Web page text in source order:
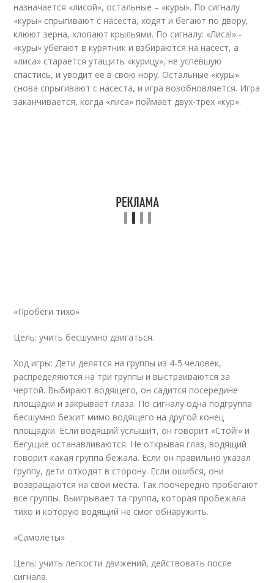
назначается «лисой», остальные – «куры». По сигналу
«куры» спрыгивают с насеста, ходят и бегают по двору,
клюют зерна, хлопают крыльями. По сигналу: «Лиса!» -
«куры» убегают в курятник и взбираются на насест, а
«лиса» старается утащить «курицу», не успевшую
спастись, и уводит ее в свою нору. Остальные «куры»
снова спрыгивают с насеста, и игра возобновляется. Игра
заканчивается, когда «лиса» поймает двух-трех «кур».
«Пробеги тихо»
Цель: учить бесшумно двигаться.
Ход игры: Дети делятся на группы из 4-5 человек,
распределяются на три группы и выстраиваются за
чертой. Выбирают водящего, он садится посередине
площадки и закрывает глаза. По сигналу одна подгруппа
бесшумно бежит мимо водящего на другой конец
площадки. Если водящий услышит, он говорит «Стой!» и
бегущие останавливаются. Не открывая глаз, водящий
говорит какая группа бежала. Если он правильно указал
группу, дети отходят в сторону. Если ошибся, они
возвращаются на свои места. Так поочередно пробегают
все группы. Выигрывает та группа, которая пробежала
тихо и которую водящий не смог обнаружить.
«Самолеты»
Цель: учить легкости движений, действовать после
сигнала.